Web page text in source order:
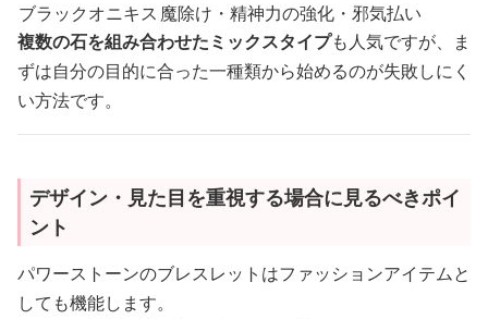
ブラックオニキス 魔除け・精神力の強化・邪気払い
複数の石を組み合わせたミックスタイプも人気ですが、ま
ずは自分の目的に合った一種類から始めるのが失敗しにく
い方法です。
デザイン・見た目を重視する場合に見るべきポイ
ント
パワーストーンのブレスレットはファッションアイテムと
しても機能します。